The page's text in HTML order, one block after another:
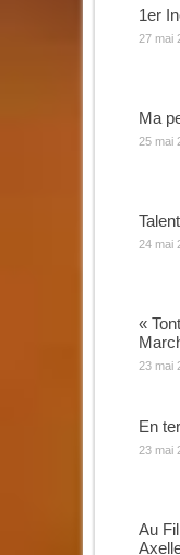
1er
27 mai
Ma
25 mai
24 mai
«
23 mai
En
23 mai
Au